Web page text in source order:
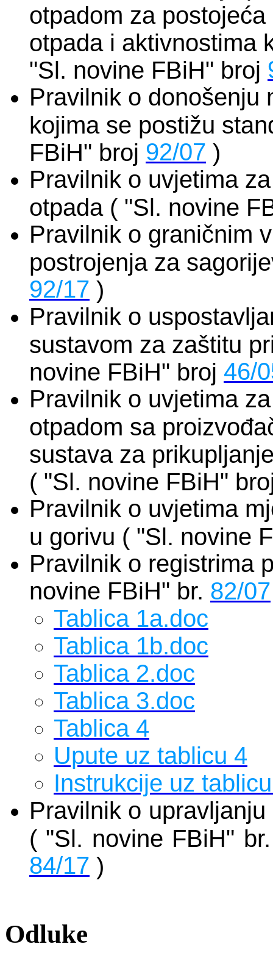
otpadom za
otpada i aktivnostima
"Sl. novine FBiH" broj
Pravilnik o donošenju
kojima se postižu
FBiH" broj 92/07 )
Pravilnik o uvjetima
otpada ( "Sl. novine
Pravilnik o graničnim
postrojenja za
92/17 )
Pravilnik o
sustavom za zaštitu
novine FBiH" broj 46/
Pravilnik o uvjetima
otpadom sa
sustava za
( "Sl. novine FBiH"
Pravilnik o uvjetima
u gorivu ( "Sl. novine
Pravilnik o registrima
novine FBiH" br. 82/07
Tablica 1a.doc
Tablica 1b.doc
Tablica 2.doc
Tablica 3.doc
Tablica 4
Upute uz tablicu 4
Instrukcije uz
Pravilnik o
( "Sl. novine FBiH"
84/17 )
Odluke